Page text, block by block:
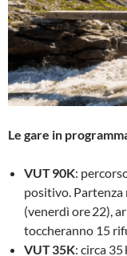
Le gare in
VUT 90K:
positivo. Partenza
(venerdì ore 22),
toccheranno 15
VUT 35K: circa 35